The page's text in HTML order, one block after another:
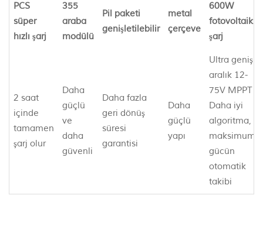
PCS
süper
hızlı şarj
355
araba
modülü
Pil paketi
genişletilebilir
metal
çerçeve
600W
fotovoltaik
şarj
2 saat
içinde
tamamen
şarj olur
Daha
güçlü
ve
daha
güvenli
Daha fazla
geri dönüş
süresi
garantisi
Daha
güçlü
yapı
Ultra geniş
aralık 12-
75V MPPT
Daha iyi
algoritma,
maksimum
gücün
otomatik
takibi